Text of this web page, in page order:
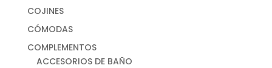
COJINES
CÓMODAS
COMPLEMENTOS
ACCESORIOS DE BAÑO